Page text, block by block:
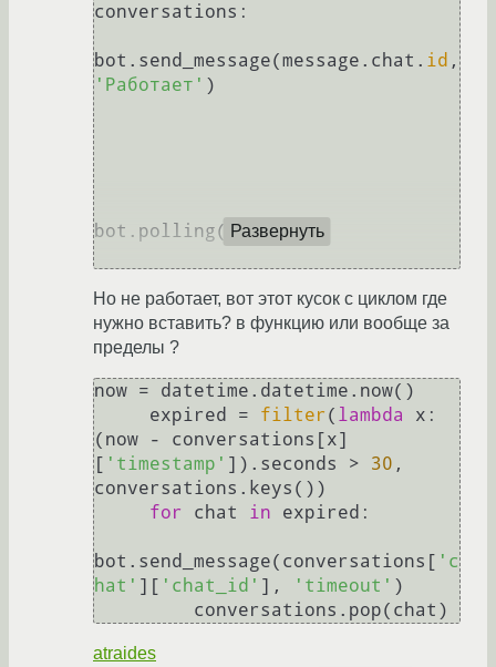
conversations:
bot.send_message(message.chat. id
,
'Работает' )
bot.polling() Развернуть
Но не работает, вот этот кусок с циклом где
нужно вставить? в функцию или вообще за
пределы ?
now = datetime.datetime.now()
     expired =
filter( lambda
x:
(now - conversations[x]
[ 'timestamp' ]).seconds > 30 ,
conversations.keys())
for
chat in expired:
bot.send_message(conversations[ 'c
hat' ][ 'chat_id' ], 'timeout' )
atraides